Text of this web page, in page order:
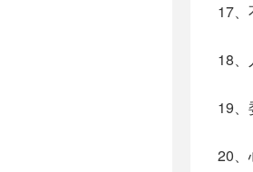
17、
18、
19、
20、